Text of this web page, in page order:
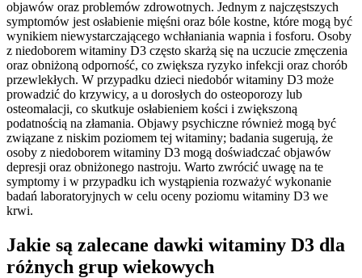
objawów oraz problemów zdrowotnych. Jednym z najczęstszych
symptomów jest osłabienie mięśni oraz bóle kostne, które mogą być
wynikiem niewystarczającego wchłaniania wapnia i fosforu. Osoby
z niedoborem witaminy D3 często skarżą się na uczucie zmęczenia
oraz obniżoną odporność, co zwiększa ryzyko infekcji oraz chorób
przewlekłych. W przypadku dzieci niedobór witaminy D3 może
prowadzić do krzywicy, a u dorosłych do osteoporozy lub
osteomalacji, co skutkuje osłabieniem kości i zwiększoną
podatnością na złamania. Objawy psychiczne również mogą być
związane z niskim poziomem tej witaminy; badania sugerują, że
osoby z niedoborem witaminy D3 mogą doświadczać objawów
depresji oraz obniżonego nastroju. Warto zwrócić uwagę na te
symptomy i w przypadku ich wystąpienia rozważyć wykonanie
badań laboratoryjnych w celu oceny poziomu witaminy D3 we
krwi.
Jakie są zalecane dawki witaminy D3 dla
różnych grup wiekowych